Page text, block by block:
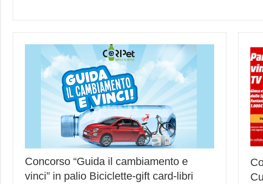
Concorso “Guida il cambiamento e
vinci” in palio Biciclette-gift card-libri